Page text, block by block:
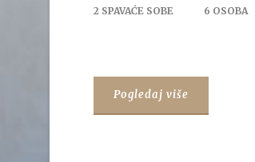
2 SPAVAĆE SOBE 6 OSOBA
Pogledaj više